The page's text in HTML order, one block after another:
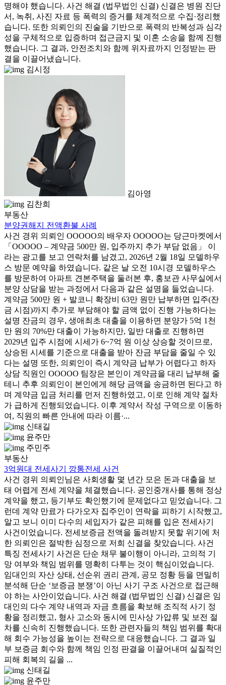
명해야 했습니다. 사건 해결 (법무법인 신결) 신결은 병원 진단
서, 녹취, 사진 자료 등 폭력의 증거를 체계적으로 수집·정리했
습니다. 또한 의뢰인의 진술을 기반으로 폭력의 반복성과 심각
성을 구체적으로 입증하며 접근금지 및 이혼 소송을 함께 진행
했습니다. 그 결과, 안전조치와 함께 위자료까지 인정받는 판
결을 이끌어냈습니다.
김시정
김아영
김찬희
부동산
분양권해지 전액환불 사례
사건 경위 의뢰인 OOOOO의 배우자 OOOOO는 당근마켓에서
「OOOOO – 계약금 500만 원, 입주까지 추가 부담 없음」 이
라는 광고를 보고 연락처를 남겼고, 2026년 2월 18일 모델하우
스 방문 예약을 하였습니다. 같은 날 오전 10시경 모델하우스
를 방문하여 아파트 견본주택을 둘러본 후, 홍보관 사무실에서
분양 상담을 받는 과정에서 다음과 같은 설명을 들었습니다.
계약금 500만 원 + 발코니 확장비 63만 원만 납부하면 입주(잔
금 시점)까지 추가로 부담해야 할 금액 없이 진행 가능하다는
설명 잔금의 경우, 생애최초 대출을 이용하면 분양가 5억 1천
만 원의 70%만 대출이 가능하지만, 일반 대출로 진행하면
2029년 입주 시점에 시세가 6~7억 원 이상 상승할 것이므로,
상승된 시세를 기준으로 대출을 받아 잔금 부담을 줄일 수 있
다는 설명 또한, 의뢰인이 즉시 계약금 납부가 어렵다고 하자
상담 직원인 OOOOO 팀장은 본인이 계약금을 대리 납부해 줄
테니 추후 의뢰인이 본인에게 해당 금액을 송금하면 된다고 하
며 계약금 입금 처리를 먼저 진행하였고, 이로 인해 계약 절차
가 급하게 진행되었습니다. 이후 계약서 작성 구역으로 이동하
여, 직원의 빠른 안내에 따라 이름·...
신태길
윤주만
주민주
부동산
3억원대 전세사기 깡통전세 사건
사건 경위 의뢰인님은 사회생활 몇 년간 모은 돈과 대출을 보
태 어렵게 전세 계약을 체결했습니다. 공인중개사를 통해 정상
계약을 했고, 등기부도 확인했기에 문제없다고 믿었습니다. 그
런데 계약 만료가 다가오자 집주인이 연락을 피하기 시작했고,
알고 보니 이미 다수의 세입자가 같은 피해를 입은 전세사기
사건이었습니다. 전세보증금 전액을 돌려받지 못할 위기에 처
한 의뢰인은 절박한 심정으로 저희 신결을 찾았습니다. 사건
특징 전세사기 사건은 단순 채무 불이행이 아니라, 고의적 기
망 여부와 책임 범위를 명확히 다투는 것이 핵심이었습니다.
임대인의 자산 상태, 선순위 권리 관계, 공모 정황 등을 면밀히
분석해 단순 ‘보증금 분쟁’이 아닌 사기 구조 사건으로 접근해
야 하는 사안이었습니다. 사건 해결 (법무법인 신결) 신결은 임
대인의 다수 계약 내역과 자금 흐름을 확보해 조직적 사기 정
황을 정리했고, 형사 고소와 동시에 민사상 가압류 및 보전 절
차를 신속히 진행했습니다. 또한 관련자들의 책임 범위를 확대
해 회수 가능성을 높이는 전략으로 대응했습니다. 그 결과 일
부 보증금 회수와 함께 책임 인정 판결을 이끌어내며 실질적인
피해 회복의 길을 ...
신태길
윤주만